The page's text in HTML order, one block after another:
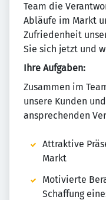
Team die
Abläufe im Markt
Zufriedenheit
Sie sich jetzt und
Ihre Aufgaben:
Zusammen im
unsere Kunden
ansprechenden
Attraktive
Markt
Motivierte
Schaffung